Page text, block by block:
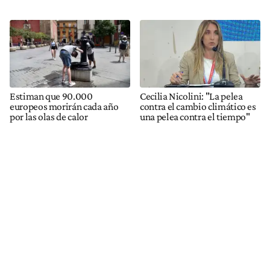
Estiman que 90.000
europeos morirán cada año
por las olas de calor
Cecilia Nicolini: "La pelea
contra el cambio climático es
una pelea contra el tiempo"